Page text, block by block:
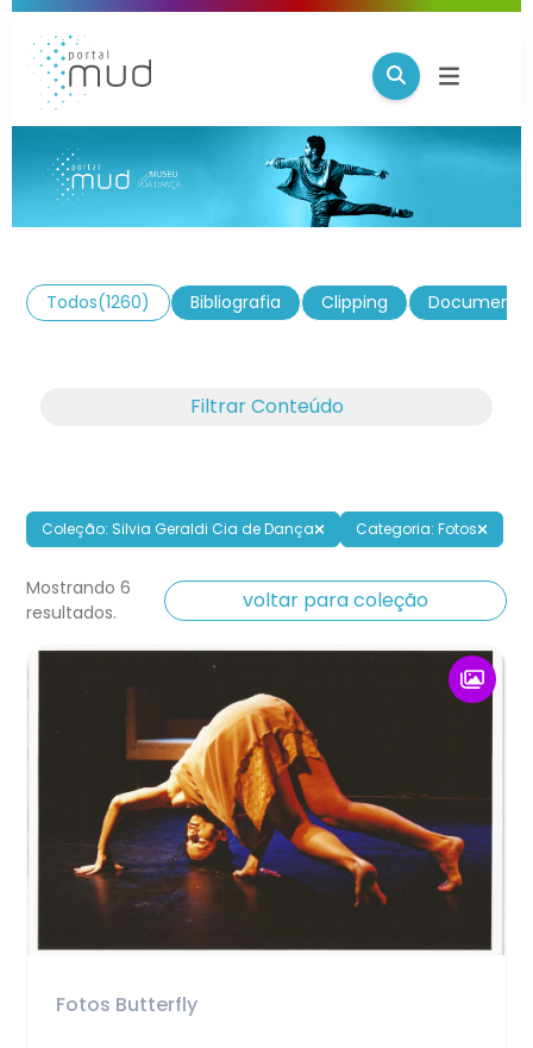
Todos(1260) Bibliografia Clipping
Filtrar Conteúdo
Coleção: Silvia Geraldi Cia de Dança Categoria: Fotos
Mostrando 6
resultados.
voltar para coleção
Fotos Butterfly